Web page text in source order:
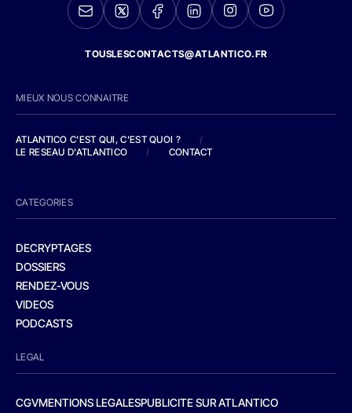
TOUSLESCONTACTS@ATLANTICO.FR
MIEUX NOUS CONNAITRE
ATLANTICO C'EST QUI, C'EST QUOI ?
/
LE RESEAU D'ATLANTICO
/ CONTACT
CATEGORIES
DECRYPTAGES
DOSSIERS
RENDEZ-VOUS
VIDEOS
PODCASTS
LEGAL
CGVMENTIONS LEGALESPUBLICITE SUR ATLANTICO